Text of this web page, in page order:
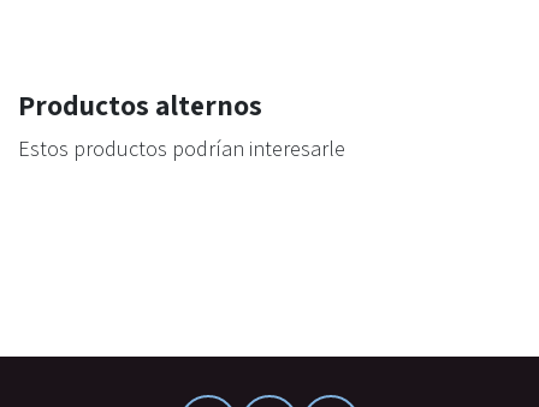
Productos alternos
Estos productos podrían interesarle